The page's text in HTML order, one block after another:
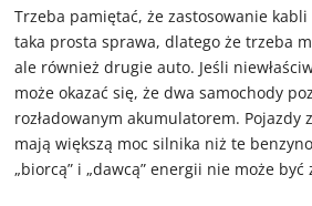
Trzeba pamiętać, że zastosowanie
taka prosta sprawa, dlatego że trzeba
ale również drugie auto. Jeśli
może okazać się, że dwa samochody
rozładowanym akumulatorem. Pojazdy
mają większą moc silnika niż te
„biorcą” i „dawcą” energii nie może być